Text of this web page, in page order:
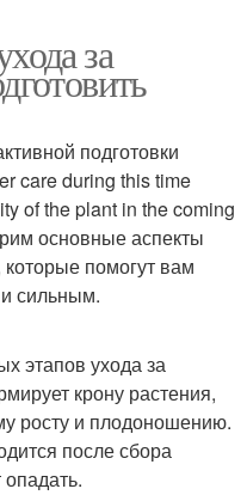
за
подготовки
care during this time
of the plant in the coming
основные аспекты
помогут вам
сильным.
этапов ухода за
крону растения,
росту и плодоношению.
после сбора